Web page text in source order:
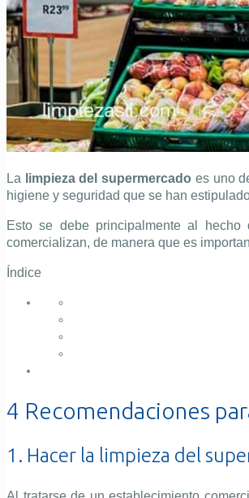
La limpieza del supermercado es uno
higiene y seguridad que se han
Esto se debe principalmente al
comercializan, de manera que es
Índice
4 Recomendaciones
1. Hacer la limpieza del